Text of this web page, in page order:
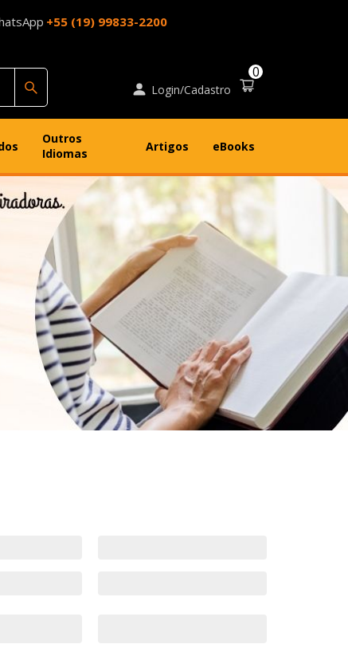
+55 (19) 99833-2200
Login/Cadastro
0
Outros
Idiomas
Artigos eBooks